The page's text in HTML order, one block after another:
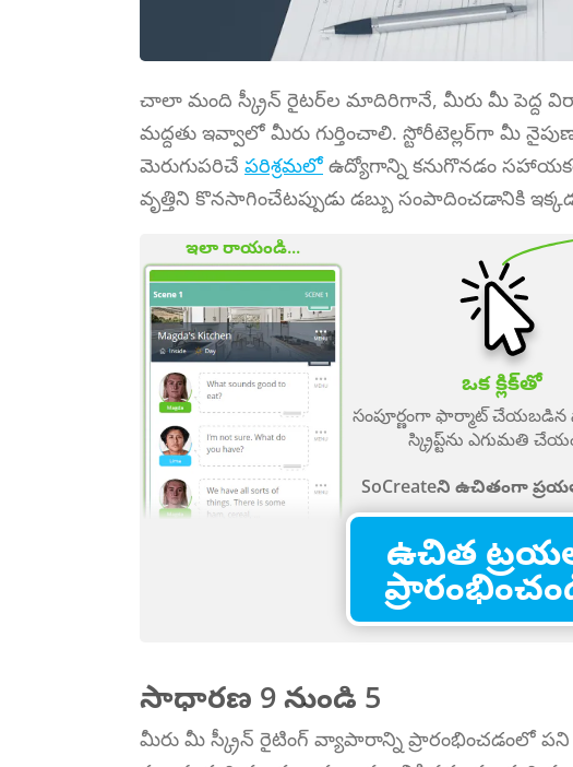
చాలా మంది స్క్రీన్ రైటర్‌ల మాదిరిగానే, మీరు మీ పెద్ద
మద్దతు ఇవ్వాలో మీరు గుర్తించాలి. స్టోరీటెల్లర్‌గా మీ
మెరుగుపరిచే పరిశ్రమలోఉద్యోగాన్ని కనుగొనడం
వృత్తిని కొనసాగించేటప్పుడు డబ్బు సంపాదించడానికి
ఒక క్లిక్‌తో
సంపూర్ణంగా ఫార్మాట్
స్క్రిప్ట్‌ను ఎగుమతి
SoCreateని ఉచితంగా
ఉచిత
ఇలా రాయండి...
సాధారణ 9 నుండి 5
మీరు మీ స్క్రీన్ రైటింగ్ వ్యాపారాన్ని ప్రారంభించడంలో పని